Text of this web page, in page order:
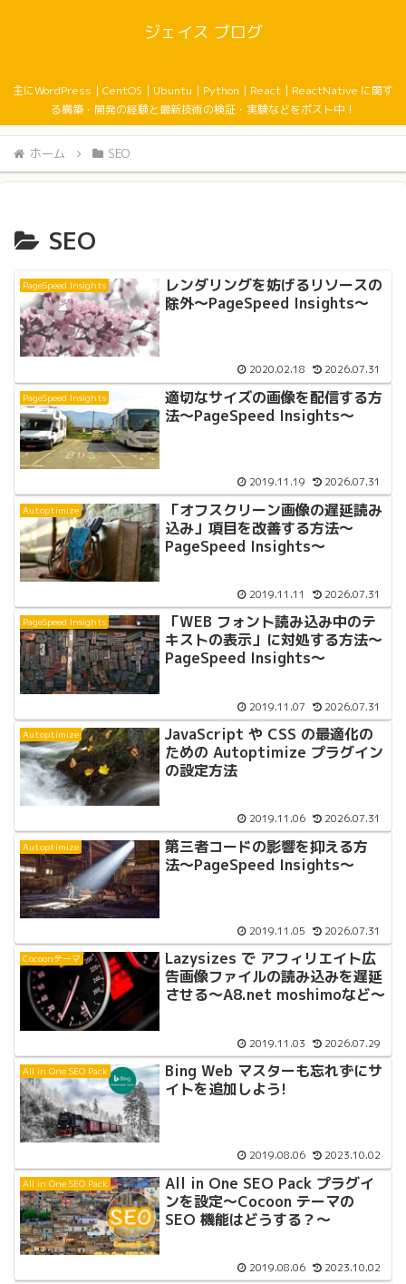
ジェイス ブログ
主にWordPress｜CentOS｜Ubuntu｜Python｜React｜ReactNative に関す
る構築・開発の経験と最新技術の検証・実験などをポスト中！
ホーム SEO
SEO
PageSpeed Insights
レンダリングを妨げるリソースの
除外〜PageSpeed Insights〜
2020.02.18 2026.07.31
PageSpeed Insights
適切なサイズの画像を配信する方
法〜PageSpeed Insights〜
2019.11.19 2026.07.31
Autoptimize
「オフスクリーン画像の遅延読み
込み」項目を改善する方法〜
PageSpeed Insights〜
2019.11.11 2026.07.31
PageSpeed Insights
「WEB フォント読み込み中のテ
キストの表示」に対処する方法〜
PageSpeed Insights〜
2019.11.07 2026.07.31
Autoptimize
JavaScript や CSS の最適化の
ための Autoptimize プラグイン
の設定方法
2019.11.06 2026.07.31
Autoptimize
第三者コードの影響を抑える方
法〜PageSpeed Insights〜
2019.11.05 2026.07.31
Cocoonテーマ
Lazysizes で アフィリエイト広
告画像ファイルの読み込みを遅延
させる〜A8.net moshimoなど〜
2019.11.03 2026.07.29
All in One SEO Pack
Bing Web マスターも忘れずにサ
イトを追加しよう!
2019.08.06 2023.10.02
All in One SEO Pack
All in One SEO Pack プラグイ
ンを設定〜Cocoon テーマの
SEO 機能はどうする？〜
2019.08.06 2023.10.02